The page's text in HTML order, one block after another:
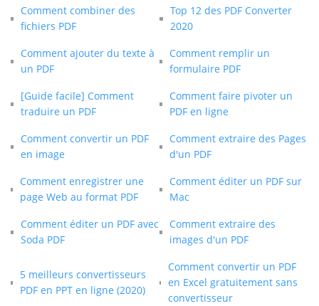
Comment combiner des
fichiers PDF
Top 12 des PDF Converter
2020
Comment ajouter du texte à
un PDF
Comment remplir un
formulaire PDF
[Guide facile] Comment
traduire un PDF
Comment faire pivoter un
PDF en ligne
Comment convertir un PDF
en image
Comment extraire des Pages
d'un PDF
Comment enregistrer une
page Web au format PDF
Comment éditer un PDF sur
Mac
Comment éditer un PDF avec
Soda PDF
Comment extraire des
images d'un PDF
5 meilleurs convertisseurs
PDF en PPT en ligne (2020)
Comment convertir un PDF
en Excel gratuitement sans
convertisseur